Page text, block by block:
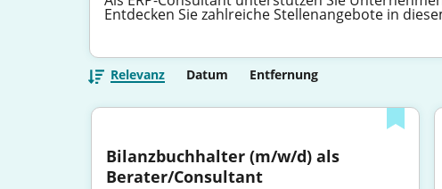
Entdecken Sie zahlreiche Stellenangebote in
Relevanz Datum Entfernung
Bilanzbuchhalter (m/w/d) als
Berater/Consultant